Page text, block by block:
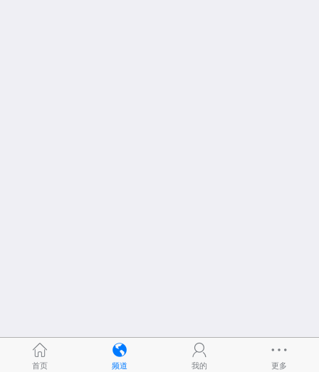
首页 频道 我的 更多